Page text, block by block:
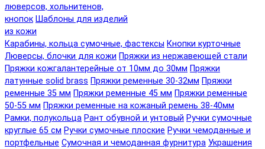
люверсов, хольнитенов,
кнопок Шаблоны для изделий
из кожи
Карабины, кольца сумочные, фастексы Кнопки курточные
Люверсы, блочки для кожи Пряжки из нержавеющей стали
Пряжки кожгалантерейные от 10мм до 30мм Пряжки
латунные solid brass Пряжки ременные 30-32мм Пряжки
ременные 35 мм Пряжки ременные 45 мм Пряжки ременные
50-55 мм Пряжки ременные на кожаный ремень 38-40мм
Рамки, полукольца Рант обувной и унтовый Ручки сумочные
круглые 65 см Ручки сумочные плоские Ручки чемоданные и
портфельные Сумочная и чемоданная фурнитура Украшения